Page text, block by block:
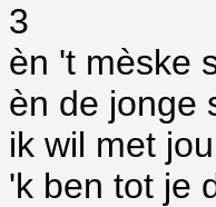
3
èn 't mèske
èn de jonge
ik wil met
'k ben tot je